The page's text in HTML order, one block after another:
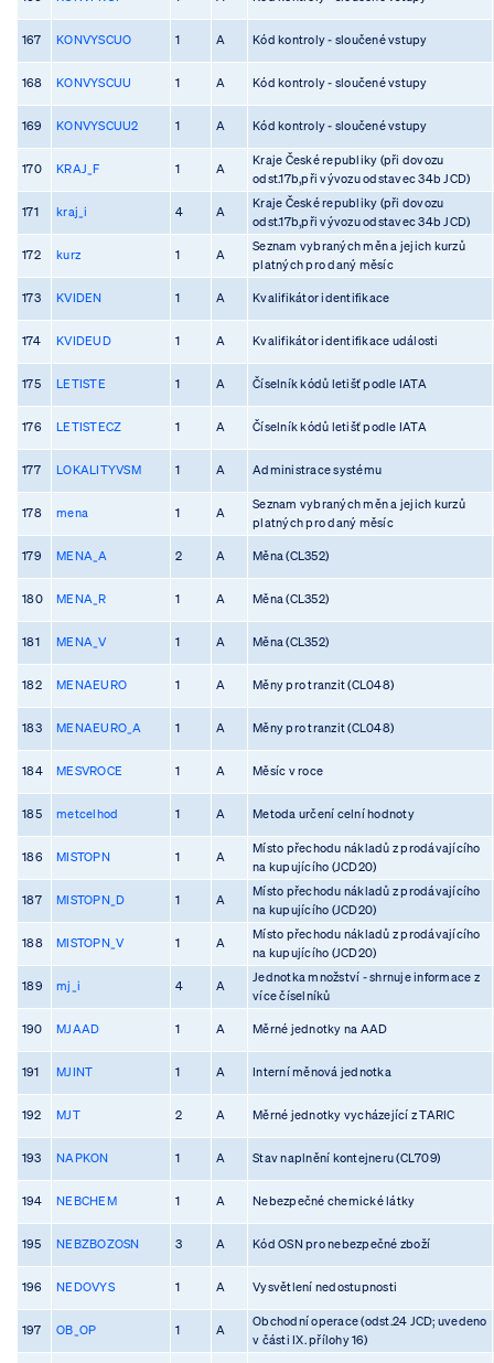
167 KONVYSCUO 1 A Kód kontroly - sloučené vstupy
168 KONVYSCUU 1 A Kód kontroly - sloučené vstupy
169 KONVYSCUU2 1 A Kód kontroly - sloučené vstupy
170 KRAJ_F 1 A
Kraje České republiky (při dovozu
odst.17b,při vývozu odstavec 34b JCD)
171 kraj_i 4 A
Kraje České republiky (při dovozu
odst.17b,při vývozu odstavec 34b JCD)
172 kurz 1 A
Seznam vybraných měn a jejich kurzů
platných pro daný měsíc
173 KVIDEN 1 A Kvalifikátor identifikace
174 KVIDEUD 1 A Kvalifikátor identifikace události
175 LETISTE 1 A Číselník kódů letišť podle IATA
176 LETISTECZ 1 A Číselník kódů letišť podle IATA
177 LOKALITYVSM 1 A Administrace systému
178 mena 1 A
Seznam vybraných měn a jejich kurzů
platných pro daný měsíc
179 MENA_A 2 A Měna (CL352)
180 MENA_R 1 A Měna (CL352)
181 MENA_V 1 A Měna (CL352)
182 MENAEURO 1 A Měny pro tranzit (CL048)
183 MENAEURO_A 1 A Měny pro tranzit (CL048)
184 MESVROCE 1 A Měsíc v roce
185 metcelhod 1 A Metoda určení celní hodnoty
186 MISTOPN 1 A
Místo přechodu nákladů z prodávajícího
na kupujícího (JCD20)
187 MISTOPN_D 1 A
Místo přechodu nákladů z prodávajícího
na kupujícího (JCD20)
188 MISTOPN_V 1 A
Místo přechodu nákladů z prodávajícího
na kupujícího (JCD20)
189 mj_i 4 A
Jednotka množství - shrnuje informace z
více číselníků
190 MJAAD 1 A Měrné jednotky na AAD
191 MJINT 1 A Interní měnová jednotka
192 MJT 2 A Měrné jednotky vycházející z TARIC
193 NAPKON 1 A Stav naplnění kontejneru (CL709)
194 NEBCHEM 1 A Nebezpečné chemické látky
195 NEBZBOZOSN 3 A Kód OSN pro nebezpečné zboží
196 NEDOVYS 1 A Vysvětlení nedostupnosti
197 OB_OP 1 A
Obchodní operace (odst.24 JCD; uvedeno
v části IX. přílohy 16)